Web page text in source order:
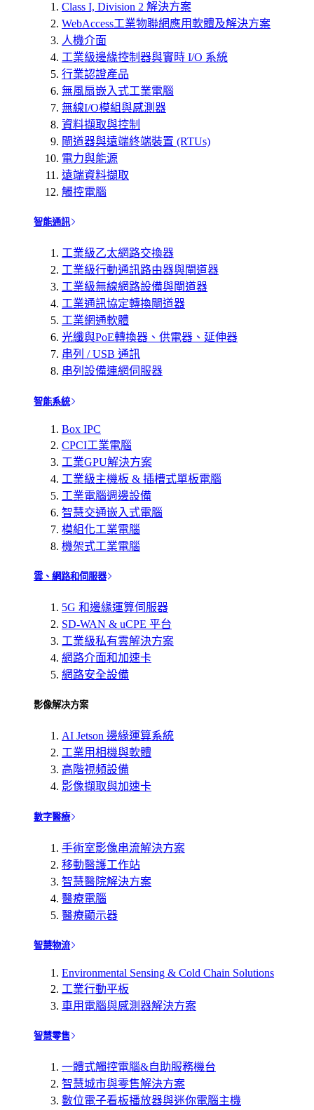
Class I, Division 2 解決方案
WebAccess工業物聯網應用軟體及解決方案
人機介面
工業級邊緣控制器與實時 I/O 系統
行業認證產品
無風扇嵌入式工業電腦
無線I/O模組與感測器
資料擷取與控制
閘道器與遠端終端裝置 (RTUs)
電力與能源
遠端資料擷取
觸控電腦
智能通訊
工業級乙太網路交換器
工業級行動通訊路由器與閘道器
工業級無線網路設備與閘道器
工業通訊協定轉換閘道器
工業網通軟體
光纖與PoE轉換器、供電器、延伸器
串列 / USB 通訊
串列設備連網伺服器
智能系統
Box IPC
CPCI工業電腦
工業GPU解決方案
工業級主機板 & 插槽式單板電腦
工業電腦週邊設備
智慧交通嵌入式電腦
模組化工業電腦
機架式工業電腦
雲、網路和伺服器
5G 和邊緣運算伺服器
SD-WAN & uCPE 平台
工業級私有雲解決方案
網路介面和加速卡
網路安全設備
影像解决方案
AI Jetson 邊緣運算系統
工業用相機與軟體
高階視頻設備
影像擷取與加速卡
數字醫療
手術室影像串流解決方案
移動醫護工作站
智慧醫院解決方案
醫療電腦
醫療顯示器
智慧物流
Environmental Sensing & Cold Chain Solutions
工業行動平板
車用電腦與感測器解決方案
智慧零售
一體式觸控電腦&自助服務機台
智慧城市與零售解決方案
數位電子看板播放器與迷你電腦主機